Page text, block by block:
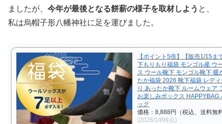
ましたが、 今年が最後となる餅薪の様子を取材しよう と、
私は烏帽子形八幡神社に足を運びました。
【ポイント5倍】【販売1/15ま
下もりもり福袋 モンゴル産 ウ
ス ウール靴下 モンゴル靴下 暖
たか福袋 2026 靴下福袋 レデ
り あったか靴下 ルームウェア
お楽しみボックス HAPPYBAG
ッグ
価格：8,888円（税込、送料無
(2026/1/8時点)